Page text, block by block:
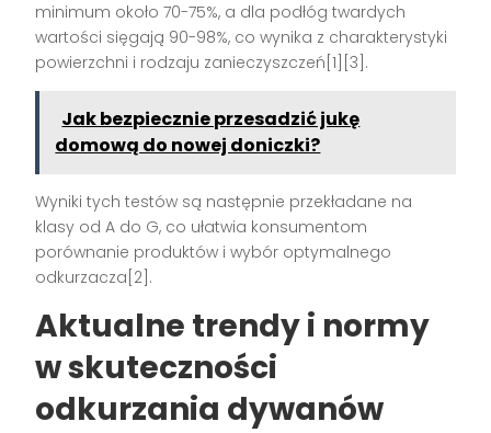
minimum około 70-75%, a dla podłóg twardych
wartości sięgają 90-98%, co wynika z charakterystyki
powierzchni i rodzaju zanieczyszczeń[1][3].
Jak bezpiecznie przesadzić jukę
domową do nowej doniczki?
Wyniki tych testów są następnie przekładane na
klasy od A do G, co ułatwia konsumentom
porównanie produktów i wybór optymalnego
odkurzacza[2].
Aktualne trendy i normy
w skuteczności
odkurzania dywanów